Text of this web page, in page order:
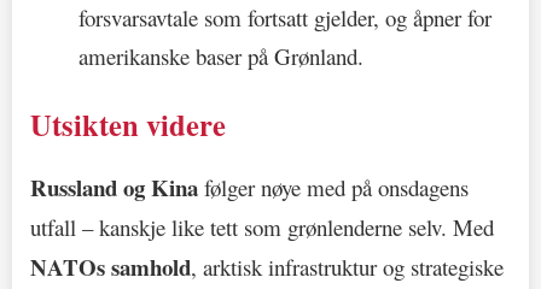
forsvarsavtale som fortsatt gjelder, og åpner for
amerikanske baser på Grønland.
Utsikten videre
Russland og Kina følger nøye med på onsdagens
utfall – kanskje like tett som grønlenderne selv. Med
NATOs samhold, arktisk infrastruktur og strategiske